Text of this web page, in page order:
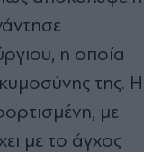
η οποία
της. Η
με
με το άγχος